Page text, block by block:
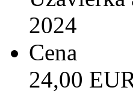
2024
Cena
24,00